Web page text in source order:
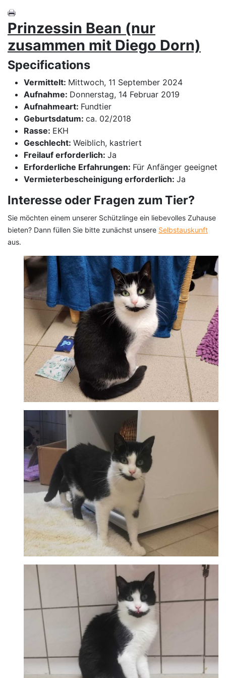
Prinzessin Bean (nur
zusammen mit Diego Dorn)
Specifications
Vermittelt: Mittwoch, 11 September 2024
Aufnahme: Donnerstag, 14 Februar 2019
Aufnahmeart: Fundtier
Geburtsdatum: ca. 02/2018
Rasse: EKH
Geschlecht: Weiblich, kastriert
Freilauf erforderlich: Ja
Erforderliche Erfahrungen: Für Anfänger geeignet
Vermieterbescheinigung erforderlich: Ja
Interesse oder Fragen zum Tier?
Sie möchten einem unserer Schützlinge ein liebevolles Zuhause
bieten? Dann füllen Sie bitte zunächst unsere Selbstauskunft
aus.